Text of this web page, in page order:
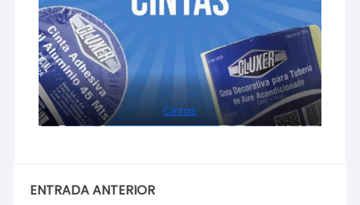
Cintas
ENTRADA ANTERIOR